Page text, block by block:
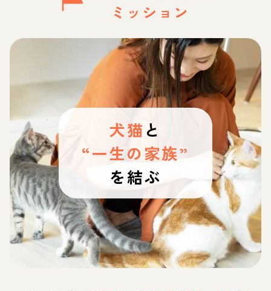
ミッション
犬猫 と
“一生の家族”
を結ぶ